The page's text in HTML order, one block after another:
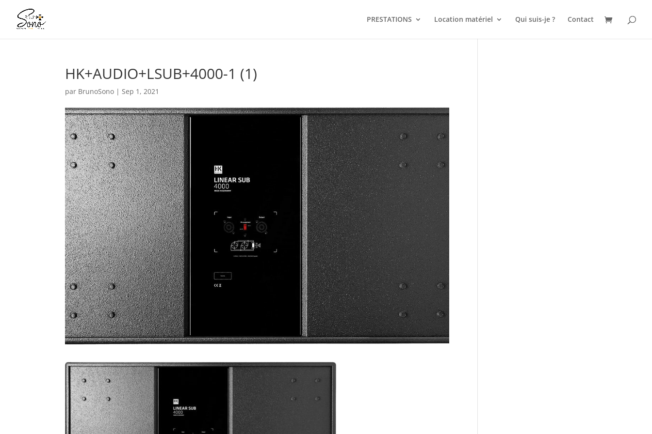
PRESTATIONS Location matériel Qui suis-je ? Contact
HK+AUDIO+LSUB+4000-1 (1)
par BrunoSono |Sep 1, 2021